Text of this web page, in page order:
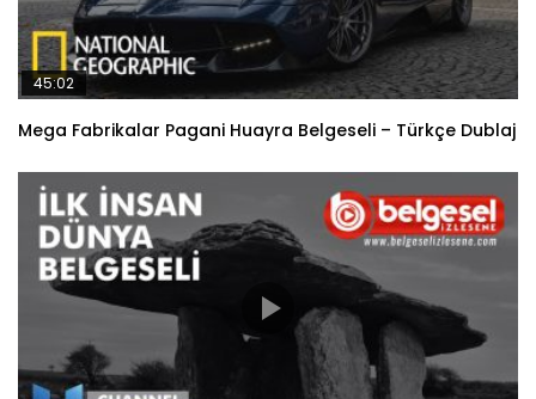
45:02
Mega Fabrikalar Pagani Huayra Belgeseli – Türkçe Dublaj